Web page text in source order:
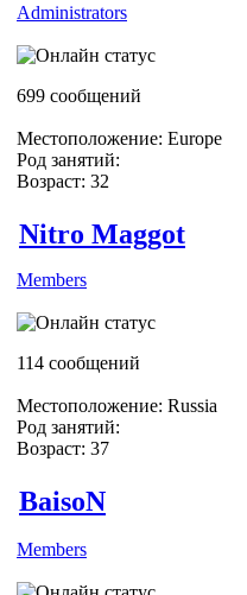
Administrators
699 сообщений
Местоположение: Europe
Род занятий:
Возраст: 32
Nitro Maggot
Members
114 сообщений
Местоположение: Russia
Род занятий:
Возраст: 37
BaisoN
Members